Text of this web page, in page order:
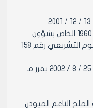
وعلى أحكام القانون رقم 123 لعام 1960 الخاص بشؤون
التموين والتسعير وتعديلاته بالمرسوم التشريعي رقم 158
وعلى محضر الاجتماع الجاري بتاريخ 25 / 8 / 2002 يقرر ما
الناعم الميودن